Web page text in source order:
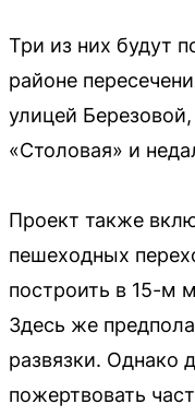
Три из них будут
районе
улицей
«Столовая» и
Проект также
пешеходных
построить в 15-м
Здесь же
развязки. Однако
пожертвовать